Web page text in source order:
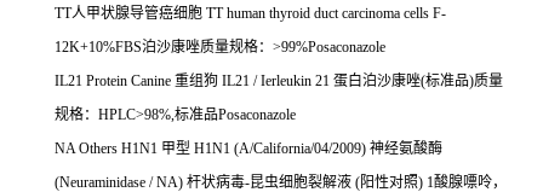
TT人甲状腺导管癌细胞 TT human thyroid duct carcinoma cells F-
12K+10%FBS泊沙康唑质量规格： >99%Posaconazole
IL21 Protein Canine 重组狗 IL21 / Ierleukin 21 蛋白泊沙康唑(标准品)质量
规格： HPLC>98%,标准品Posaconazole
NA Others H1N1 甲型 H1N1 (A/California/04/2009) 神经氨酸酶
(Neuraminidase / NA) 杆状病毒-昆虫细胞裂解液 (阳性对照) 1酸腺嘌呤，